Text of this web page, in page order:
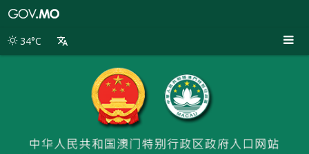
别
34°C